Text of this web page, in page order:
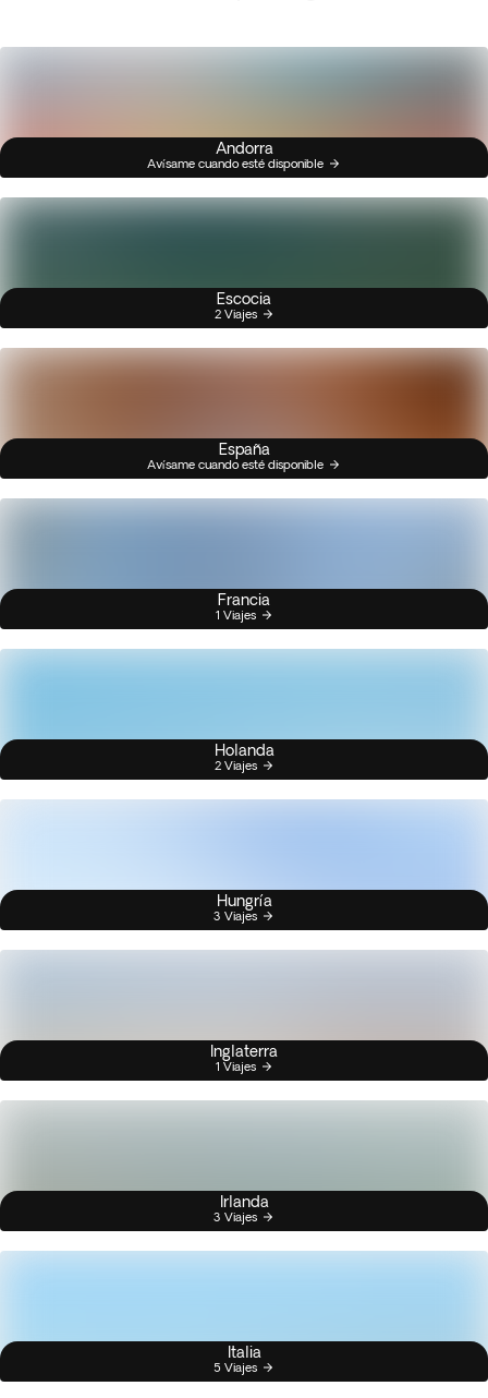
Andorra
Avísame cuando esté disponible
Escocia
2 Viajes
España
Avísame cuando esté disponible
Francia
1 Viajes
Holanda
2 Viajes
Hungría
3 Viajes
Inglaterra
1 Viajes
Irlanda
3 Viajes
Italia
5 Viajes